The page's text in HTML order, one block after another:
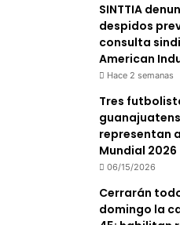
SINTTIA
despidos
consulta
American
Hace 2 semanas
Tres
representan
Mundial 2026
06/15/2026
Cerrarán
domingo la